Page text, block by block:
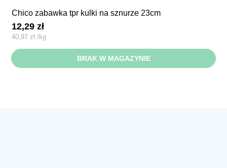
chico zabawka tpr kulki na sznurze 23cm
12,29zł
40,97zł /kg
BRAK W MAGAZYNIE